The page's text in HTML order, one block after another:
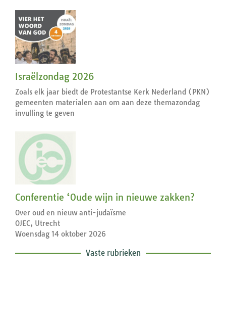
Israëlzondag 2026
Zoals elk jaar biedt de Protestantse Kerk Nederland (PKN)
gemeenten materialen aan om aan deze themazondag
invulling te geven
Conferentie ‘Oude wijn in nieuwe zakken?
Over oud en nieuw anti-judaïsme
OJEC, Utrecht
Woensdag 14 oktober 2026
Vaste rubrieken